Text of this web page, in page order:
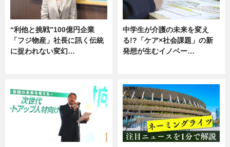
“利他と挑戦”100億円企業
「フジ物産」社長に訊く伝統
に捉われない変幻…
中学生が介護の未来を変え
る!?「ケア×社会課題」の新
発想が生むイノベー…